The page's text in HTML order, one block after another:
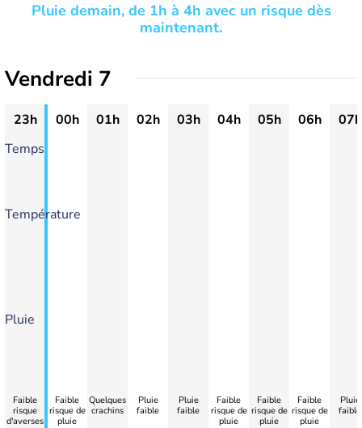
Pluie demain, de 1h à 4h avec un risque dès
maintenant.
Vendredi 7
23h 00h 01h 02h 03h 04h 05h 06h
07h
Temps
Température
Pluie
Faible
risque
d'averses
Faible
risque de
pluie
Quelques
crachins
Pluie
faible
Pluie
faible
Faible
risque de
pluie
Faible
risque de
pluie
Faible
risque de
pluie
Pluie
faible